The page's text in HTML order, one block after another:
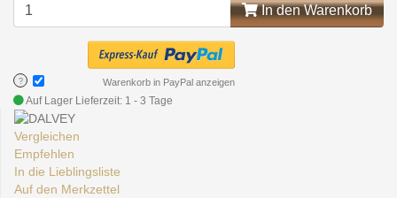
In den Warenkorb
? Warenkorb in PayPal anzeigen
Auf Lager Lieferzeit: 1 - 3 Tage
Vergleichen
Empfehlen
In die Lieblingsliste
Auf den Merkzettel